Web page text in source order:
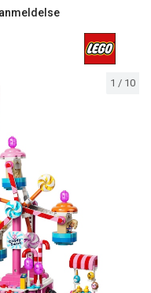
1 / 10